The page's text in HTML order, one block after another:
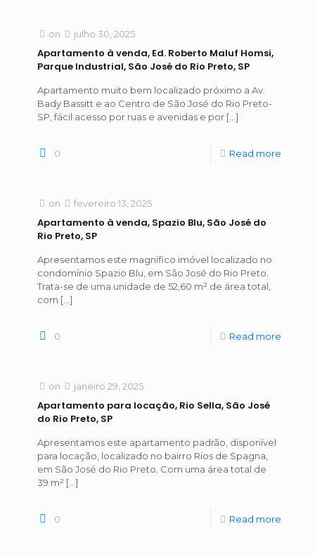
on julho 30, 2025
Apartamento à venda, Ed. Roberto Maluf Homsi,
Parque Industrial, São José do Rio Preto, SP
Apartamento muito bem localizado próximo a Av.
Bady Bassitt e ao Centro de São José do Rio Preto-
SP, fácil acesso por ruas e avenidas e por […]
0 Read more
on fevereiro 13, 2025
Apartamento à venda, Spazio Blu, São José do
Rio Preto, SP
Apresentamos este magnífico imóvel localizado no
condomínio Spazio Blu, em São José do Rio Preto.
Trata-se de uma unidade de 52,60 m² de área total,
com […]
0 Read more
on janeiro 29, 2025
Apartamento para locação, Rio Sella, São José
do Rio Preto, SP
Apresentamos este apartamento padrão, disponível
para locação, localizado no bairro Rios de Spagna,
em São José do Rio Preto. Com uma área total de
39 m² […]
0 Read more